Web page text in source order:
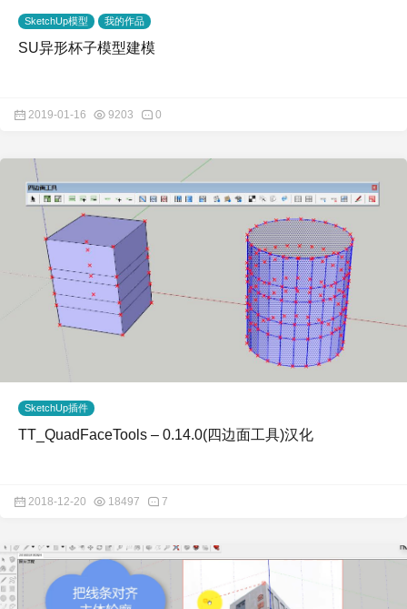
SketchUp模型 我的作品
SU异形杯子模型建模
2019-01-16 9203 0
SketchUp插件
TT_QuadFaceTools – 0.14.0(四边面工具)汉化
2018-12-20 18497 7